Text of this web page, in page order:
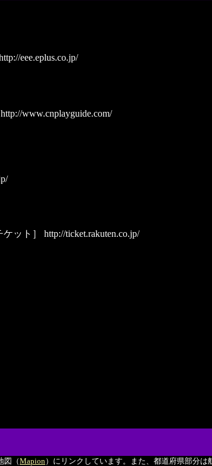
eee.eplus.co.jp/
http://www.cnplayguide.com/
ット］ http://ticket.rakuten.co.jp/
図（Mapion）にリンクしています。また、都道府県部分は